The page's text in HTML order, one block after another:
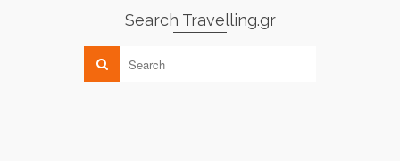
Search Travelling.gr